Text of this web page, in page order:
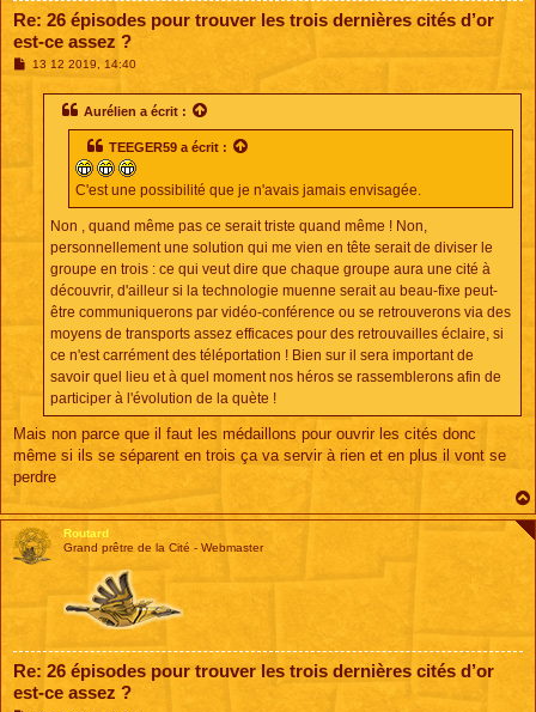
Re: 26 épisodes pour trouver les trois dernières cités d’or
est-ce assez ?
M
13 12 2019, 14:40
Aurélien a écrit :
TEEGER59 a écrit :
C'est une possibilité que je n'avais jamais envisagée.
Non , quand même pas ce serait triste quand même ! Non,
personnellement une solution qui me vien en tête serait de diviser le
groupe en trois : ce qui veut dire que chaque groupe aura une cité à
découvrir, d'ailleur si la technologie muenne serait au beau-fixe peut-
être communiquerons par vidéo-conférence ou se retrouverons via des
moyens de transports assez efficaces pour des retrouvailles éclaire, si
ce n'est carrément des téléportation ! Bien sur il sera important de
savoir quel lieu et à quel moment nos héros se rassemblerons afin de
participer à l'évolution de la quète !
Mais non parce que il faut les médaillons pour ouvrir les cités donc
même si ils se séparent en trois ça va servir à rien et en plus il vont se
perdre
Routard
Grand prêtre de la Cité - Webmaster
Re: 26 épisodes pour trouver les trois dernières cités d’or
est-ce assez ?